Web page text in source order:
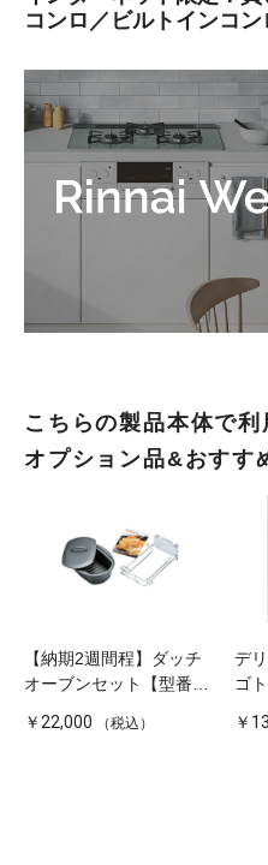
コンロ／ビルトインコン
こちらの製品本体で利
オプション品&おすす
【納期2週間程】ダッチ
オーブンセット【型番：
￥22,000 （税込）
デ
ゴ
￥